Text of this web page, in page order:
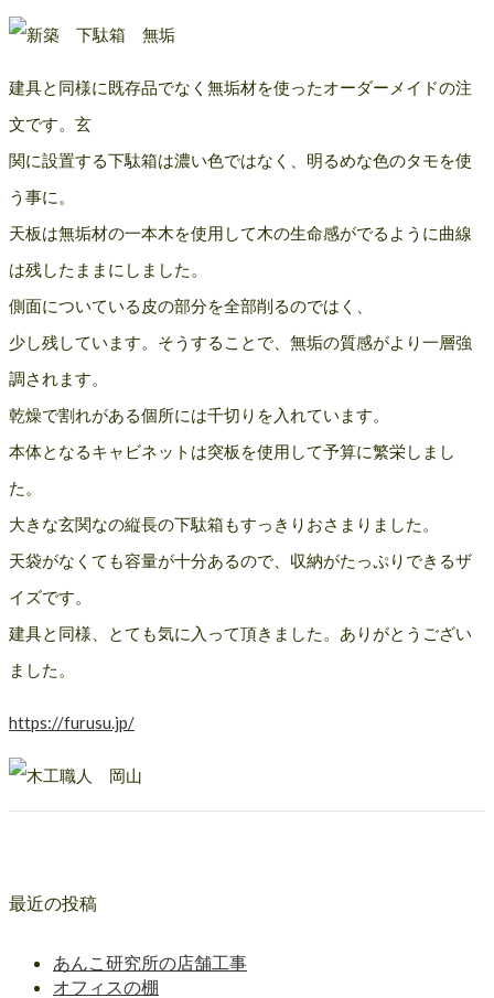
建具と同様に既存品でなく無垢材を使ったオーダーメイドの注
文です。玄
関に設置する下駄箱は濃い色ではなく、明るめな色のタモを使
う事に。
天板は無垢材の一本木を使用して木の生命感がでるように曲線
は残したままにしました。
側面についている皮の部分を全部削るのではく、
少し残しています。そうすることで、無垢の質感がより一層強
調されます。
乾燥で割れがある個所には千切りを入れています。
本体となるキャビネットは突板を使用して予算に繁栄しまし
た。
大きな玄関なの縦長の下駄箱もすっきりおさまりました。
天袋がなくても容量が十分あるので、収納がたっぷりできるザ
イズです。
建具と同様、とても気に入って頂きました。ありがとうござい
ました。
https://furusu.jp/
最近の投稿
あんこ研究所の店舗工事
オフィスの棚